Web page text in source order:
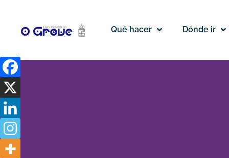
Qué hacer Dónde ir
Iglesia
de
San
Vicente